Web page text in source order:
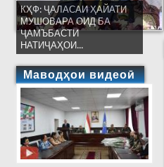
КҲФ: ҶАЛАСАИ ҲАЙАТИ
МУШОВАРА ОИД БА
ҶАМЪБАСТИ
НАТИҶАҲОИ...
Маводҳои видеоӣ